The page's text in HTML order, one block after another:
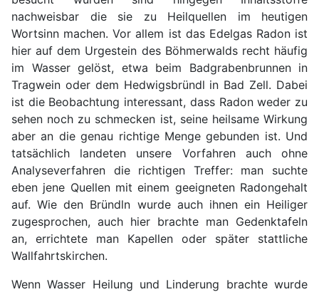
nachweisbar die sie zu Heilquellen im heutigen
Wortsinn machen. Vor allem ist das Edelgas Radon ist
hier auf dem Urgestein des Böhmerwalds recht häufig
im Wasser gelöst, etwa beim Badgrabenbrunnen in
Tragwein oder dem Hedwigsbründl in Bad Zell. Dabei
ist die Beobachtung interessant, dass Radon weder zu
sehen noch zu schmecken ist, seine heilsame Wirkung
aber an die genau richtige Menge gebunden ist. Und
tatsächlich landeten unsere Vorfahren auch ohne
Analyseverfahren die richtigen Treffer: man suchte
eben jene Quellen mit einem geeigneten Radongehalt
auf. Wie den Bründln wurde auch ihnen ein Heiliger
zugesprochen, auch hier brachte man Gedenktafeln
an, errichtete man Kapellen oder später stattliche
Wallfahrtskirchen.
Wenn Wasser Heilung und Linderung brachte wurde